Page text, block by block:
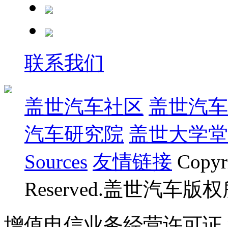
联系我们
盖世汽车社区 盖世汽
汽车研究院 盖世大学堂
Sources 友情链接
Reserved.盖世汽车版